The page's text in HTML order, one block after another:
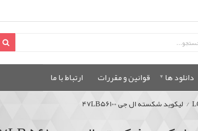
دانلود ها قوانين و مقررات ارتباط با ما
/ لیکوید شکسته ال جی 47LB56100